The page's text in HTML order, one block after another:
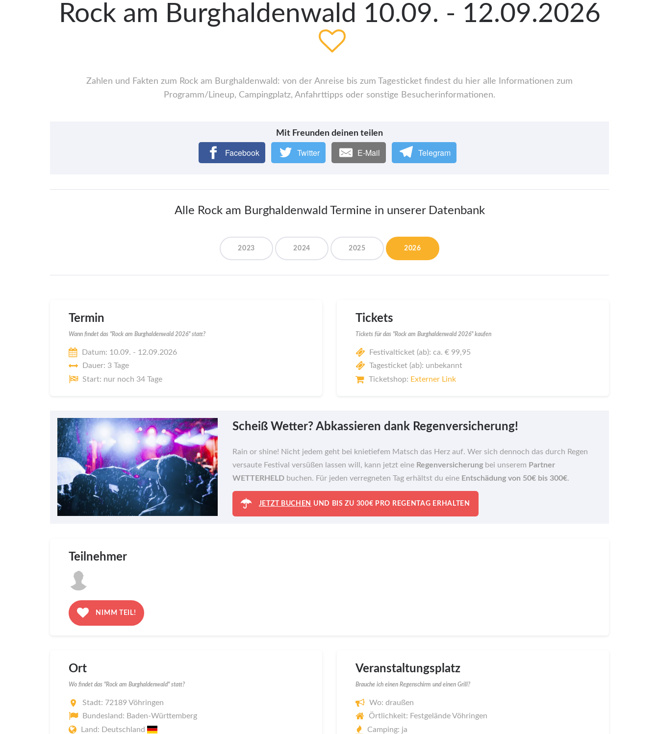
Rock am Burghaldenwald 10.09. - 12.09.2026
Zahlen und Fakten zum Rock am Burghaldenwald: von der Anreise bis zum Tagesticket findest du hier alle Informationen zum
Programm/Lineup, Campingplatz, Anfahrttipps oder sonstige Besucherinformationen.
Mit Freunden deinen teilen
Facebook Twitter E-Mail Telegram
Alle Rock am Burghaldenwald Termine in unserer Datenbank
2023 2024 2025 2026
Termin
Wann findet das "Rock am Burghaldenwald 2026" statt?
Datum: 10.09. - 12.09.2026
Dauer: 3 Tage
Start: nur noch 34 Tage
Tickets
Tickets für das "Rock am Burghaldenwald 2026" kaufen
Festivalticket (ab): ca. € 99,95
Tagesticket (ab): unbekannt
Ticketshop: Externer Link
Scheiß Wetter? Abkassieren dank Regenversicherung!
Rain or shine! Nicht jedem geht bei knietiefem Matsch das Herz auf. Wer sich dennoch das durch Regen
versaute Festival versüßen lassen will, kann jetzt eine Regenversicherung bei unserem Partner
WETTERHELD buchen. Für jeden verregneten Tag erhältst du eine Entschädung von 50€ bis 300€.
JETZT BUCHEN UND BIS ZU 300€ PRO REGENTAG ERHALTEN
Teilnehmer
NIMM TEIL!
Ort
Wo findet das "Rock am Burghaldenwald" statt?
Stadt: 72189 Vöhringen
Bundesland: Baden-Württemberg
Land: Deutschland
Veranstaltungsplatz
Brauche ich einen Regenschirm und einen Grill?
Wo: draußen
Örtlichkeit: Festgelände Vöhringen
Camping: ja